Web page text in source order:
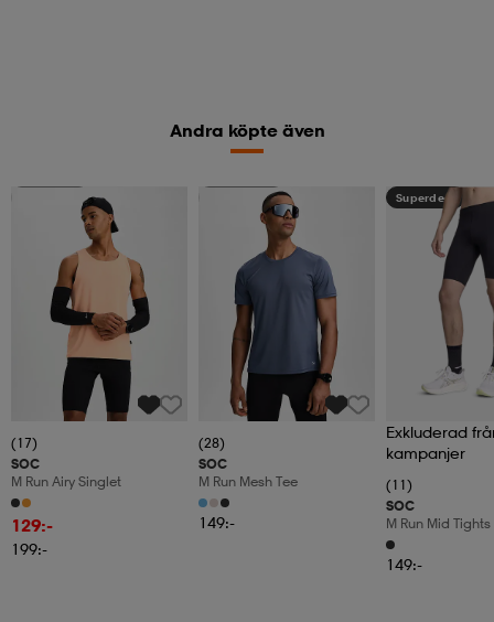
Andra köpte även
(17)
SOC
M Run Airy Singlet
129:-
199:-
Kolla priset
(28)
SOC
M Run Mesh Tee
149:-
Superdeal
Exkluderad
kampanjer
(11)
SOC
M Run Mid Tights
149:-